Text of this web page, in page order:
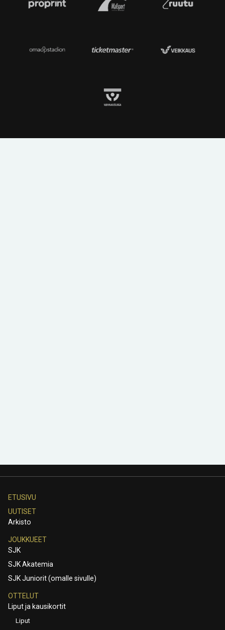
ETUSIVU
UUTISET
Arkisto
JOUKKUEET
SJK
SJK Akatemia
SJK Juniorit (omalle sivulle)
OTTELUT
Liput ja kausikortit
Liput